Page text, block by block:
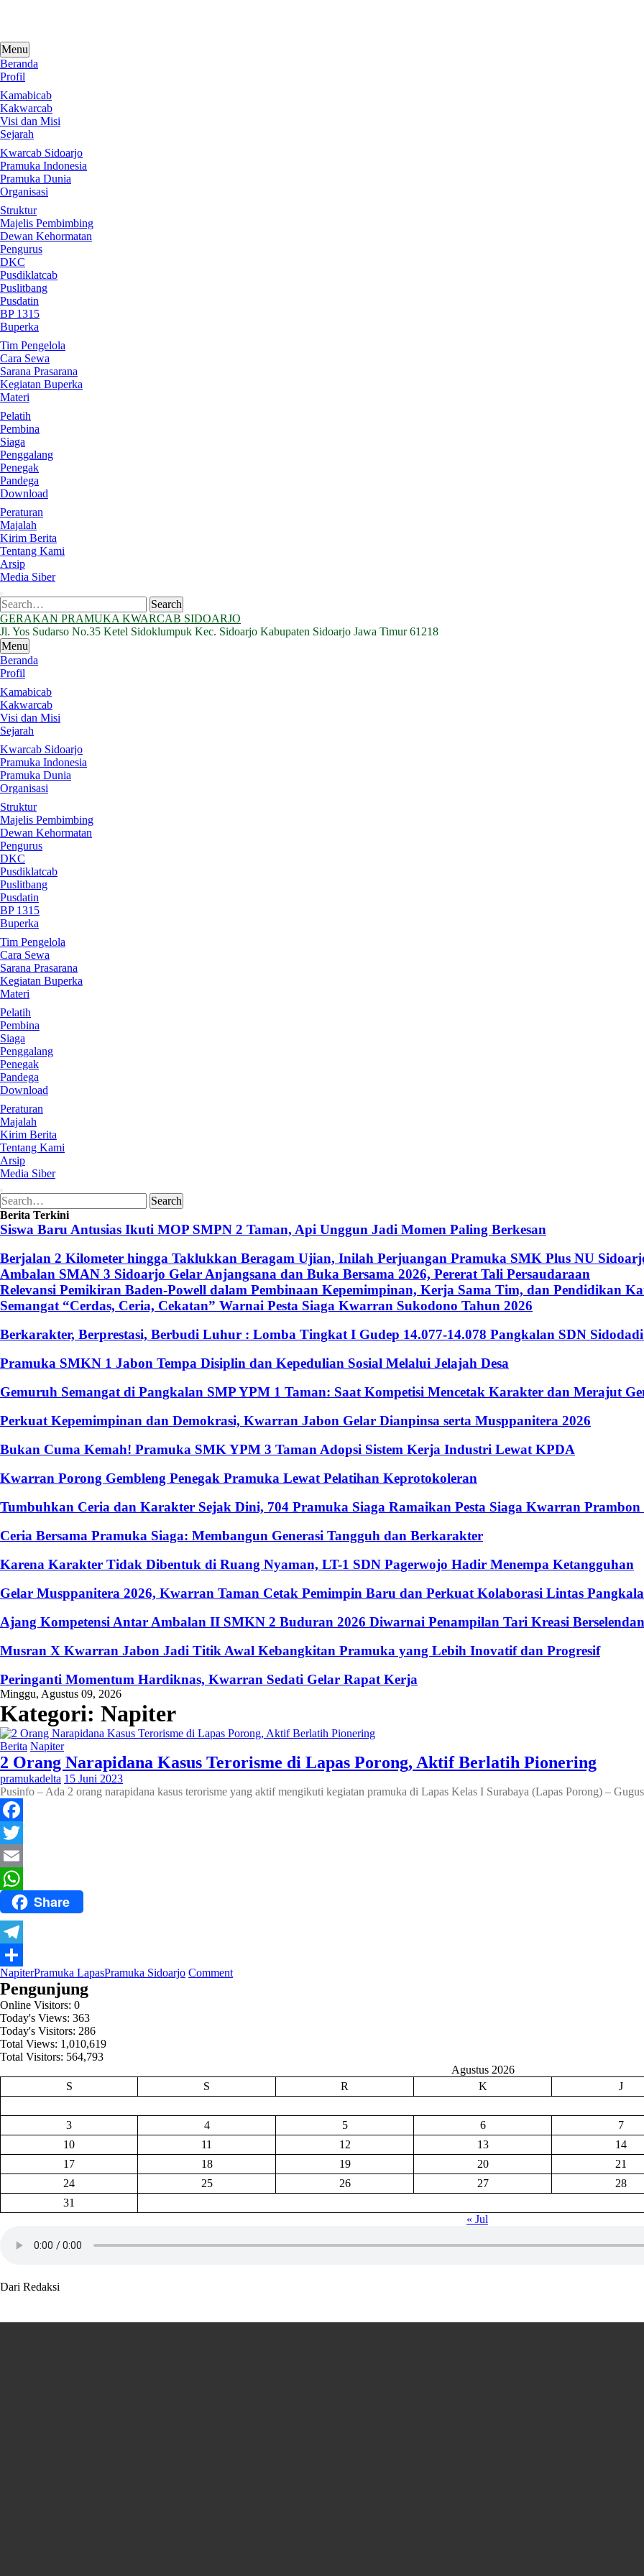
Menu
Beranda
Profil
Kamabicab
Kakwarcab
Visi dan Misi
Sejarah
Kwarcab Sidoarjo
Pramuka Indonesia
Pramuka Dunia
Organisasi
Struktur
Majelis Pembimbing
Dewan Kehormatan
Pengurus
DKC
Pusdiklatcab
Puslitbang
Pusdatin
BP 1315
Buperka
Tim Pengelola
Cara Sewa
Sarana Prasarana
Kegiatan Buperka
Materi
Pelatih
Pembina
Siaga
Penggalang
Penegak
Pandega
Download
Peraturan
Majalah
Kirim Berita
Tentang Kami
Arsip
Media Siber
Search
for:
Search
GERAKAN PRAMUKA KWARCAB SIDOARJO
Jl. Yos Sudarso No.35 Ketel Sidoklumpuk Kec. Sidoarjo Kabupaten Sidoarjo Jawa Timur 61218
Menu
Beranda
Profil
Kamabicab
Kakwarcab
Visi dan Misi
Sejarah
Kwarcab Sidoarjo
Pramuka Indonesia
Pramuka Dunia
Organisasi
Struktur
Majelis Pembimbing
Dewan Kehormatan
Pengurus
DKC
Pusdiklatcab
Puslitbang
Pusdatin
BP 1315
Buperka
Tim Pengelola
Cara Sewa
Sarana Prasarana
Kegiatan Buperka
Materi
Pelatih
Pembina
Siaga
Penggalang
Penegak
Pandega
Download
Peraturan
Majalah
Kirim Berita
Tentang Kami
Arsip
Media Siber
Search
for:
Search
Berita Terkini
Siswa Baru Antusias Ikuti MOP SMPN 2 Taman, Api Unggun Jadi Momen Paling Berkesan
Berjalan 2 Kilometer hingga Taklukkan Beragam Ujian, Inilah Perjuangan Pramuka SMK Plus NU
Ambalan SMAN 3 Sidoarjo Gelar Anjangsana dan Buka Bersama 2026, Pererat Tali Persaudaraan
Relevansi Pemikiran Baden-Powell dalam Pembinaan Kepemimpinan, Kerja Sama Tim, dan Pendidikan
Semangat “Cerdas, Ceria, Cekatan” Warnai Pesta Siaga Kwarran Sukodono Tahun 2026
Berkarakter, Berprestasi, Berbudi Luhur : Lomba Tingkat I Gudep 14.077-14.078 Pangkalan SDN
Pramuka SMKN 1 Jabon Tempa Disiplin dan Kepedulian Sosial Melalui Jelajah Desa
Gemuruh Semangat di Pangkalan SMP YPM 1 Taman: Saat Kompetisi Mencetak Karakter dan Merajut
Perkuat Kepemimpinan dan Demokrasi, Kwarran Jabon Gelar Dianpinsa serta Musppanitera 2026
Bukan Cuma Kemah! Pramuka SMK YPM 3 Taman Adopsi Sistem Kerja Industri Lewat KPDA
Kwarran Porong Gembleng Penegak Pramuka Lewat Pelatihan Keprotokoleran
Tumbuhkan Ceria dan Karakter Sejak Dini, 704 Pramuka Siaga Ramaikan Pesta Siaga Kwarran Prambon
Ceria Bersama Pramuka Siaga: Membangun Generasi Tangguh dan Berkarakter
Karena Karakter Tidak Dibentuk di Ruang Nyaman, LT-1 SDN Pagerwojo Hadir Menempa Ketangguhan
Gelar Musppanitera 2026, Kwarran Taman Cetak Pemimpin Baru dan Perkuat Kolaborasi Lintas
Ajang Kompetensi Antar Ambalan II SMKN 2 Buduran 2026 Diwarnai Penampilan Tari Kreasi
Musran X Kwarran Jabon Jadi Titik Awal Kebangkitan Pramuka yang Lebih Inovatif dan Progresif
Peringanti Momentum Hardiknas, Kwarran Sedati Gelar Rapat Kerja
Minggu, Agustus 09, 2026
Kategori: Napiter
Berita Napiter
2 Orang Narapidana Kasus Terorisme di Lapas Porong, Aktif Berlatih Pionering
pramukadelta 15 Juni 2023
Pusinfo – Ada 2 orang narapidana kasus terorisme yang aktif mengikuti kegiatan pramuka di Lapas Kelas I Surabaya (Lapas Porong) –
Facebook
Twitter
Email
WhatsAppShare
Telegram
Share
NapiterPramuka LapasPramuka Sidoarjo Commenton
Porong,
Pionering
Pengunjung
Online Visitors: 0
Today's Views: 363
Today's Visitors: 286
Total Views: 1,010,619
Total Visitors: 564,793
Agustus 2026
S
S R K J
3 4 5 6
7
10
11 12 13
14
17
18 19 20
21
24
25 26 27
28
31
« Jul
Dari Redaksi